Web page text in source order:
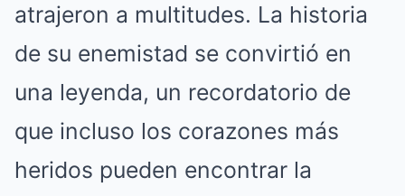
atrajeron a multitudes. La historia
de su enemistad se convirtió en
una leyenda, un recordatorio de
que incluso los corazones más
heridos pueden encontrar la